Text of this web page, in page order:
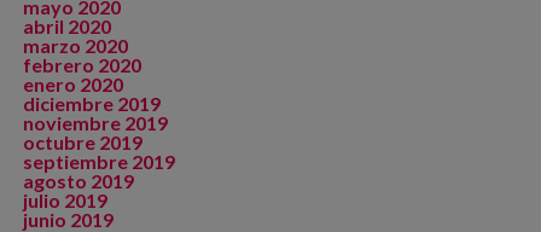
mayo 2020
abril 2020
marzo 2020
febrero 2020
enero 2020
diciembre 2019
noviembre 2019
octubre 2019
septiembre 2019
agosto 2019
julio 2019
junio 2019